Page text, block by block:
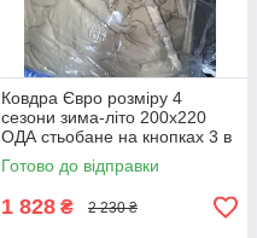
Ковдра Євро розміру 4
сезони зима-літо 200х220
ОДА стьобане на кнопках 3 в
1,
Готово до відправки
1 828 ₴ 2 230 ₴